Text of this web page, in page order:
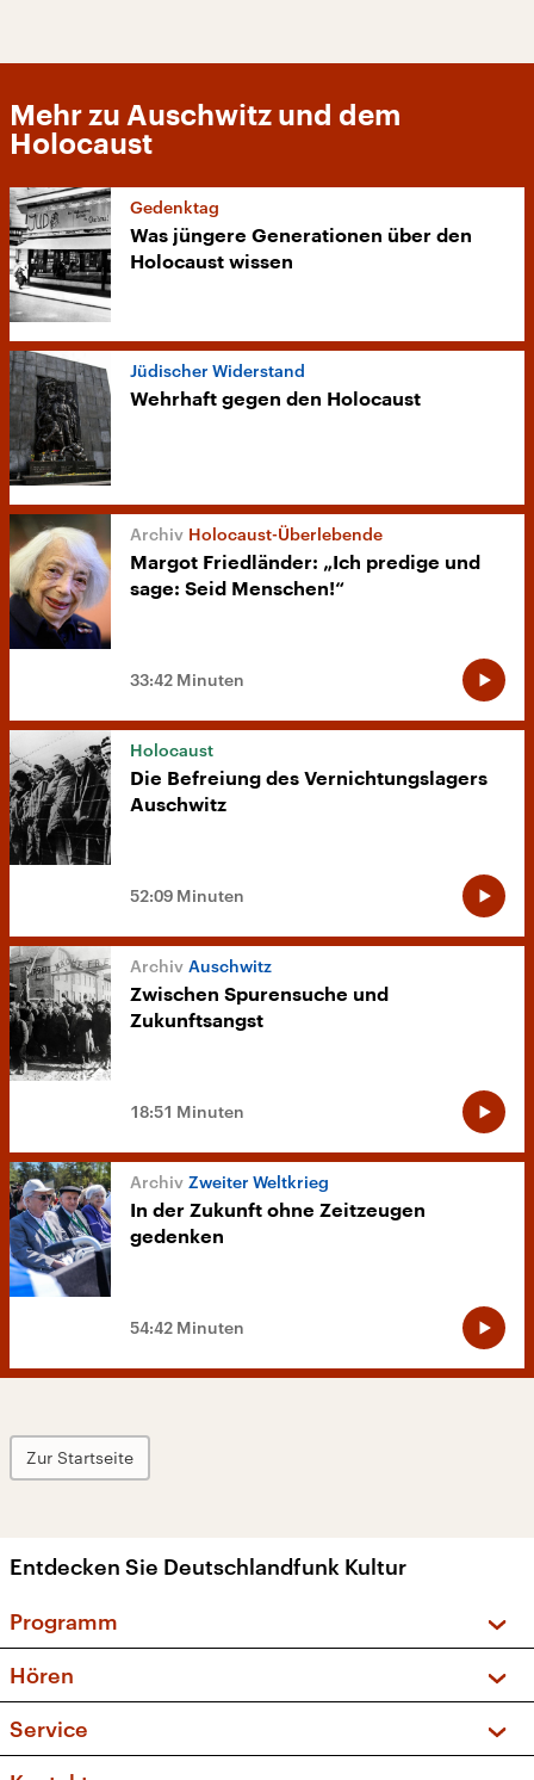
Mehr zu Auschwitz und dem
Holocaust
Gedenktag
Was jüngere Generationen über den
Holocaust wissen
Jüdischer Widerstand
Wehrhaft gegen den Holocaust
Holocaust-Überlebende
Margot Friedländer: „Ich predige und
sage: Seid Menschen!“
33:42 Minuten
Holocaust
Die Befreiung des Vernichtungslagers
Auschwitz
52:09 Minuten
Auschwitz
Zwischen Spurensuche und
Zukunftsangst
18:51 Minuten
Zweiter Weltkrieg
In der Zukunft ohne Zeitzeugen
gedenken
54:42 Minuten
Zur Startseite
Entdecken Sie Deutschlandfunk Kultur
Programm
Sendungen und Podcasts
Musikliste
Hören
Frequenzen (UKW + DAB+)
Service
FAQ